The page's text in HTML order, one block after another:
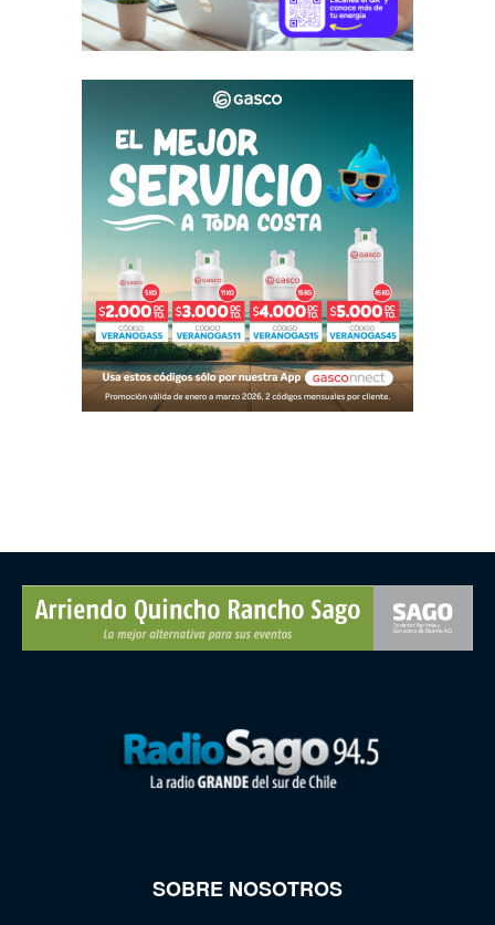
SOBRE NOSOTROS